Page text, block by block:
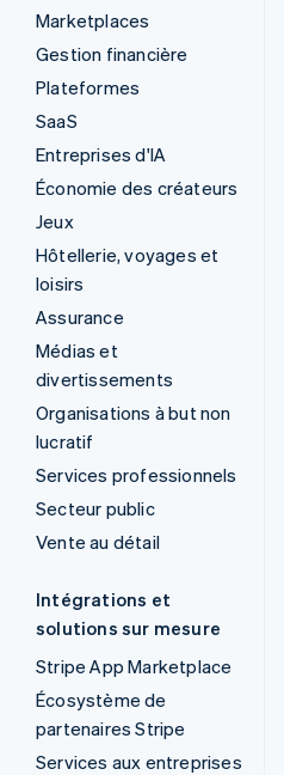
Marketplaces
Gestion financière
Plateformes
SaaS
Entreprises d'IA
Économie des créateurs
Jeux
Hôtellerie, voyages et
loisirs
Assurance
Médias et
divertissements
Organisations à but non
lucratif
Services professionnels
Secteur public
Vente au détail
Intégrations et
solutions sur mesure
Stripe App Marketplace
Écosystème de
partenaires Stripe
Services aux entreprises